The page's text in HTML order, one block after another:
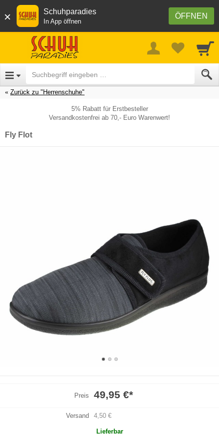
× ÖFFNEN
Schuhparadies
In App öffnen
Zurück zu "Herrenschuhe"
5% Rabatt für Erstbesteller
Versandkostenfrei ab 70,- Euro Warenwert!
Fly Flot
Preis 49,95 €*
Versand 4,50 €
Lieferbar